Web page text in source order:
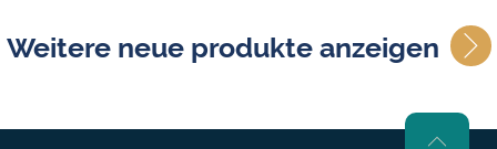
Weitere neue produkte anzeigen